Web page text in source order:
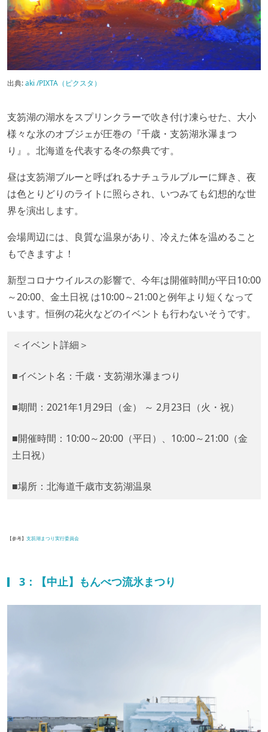
出典:aki /PIXTA（ピクスタ）
支笏湖の湖水をスプリンクラーで吹き付け凍らせた、大小
様々な氷のオブジェが圧巻の『千歳・支笏湖氷瀑まつ
り』。北海道を代表する冬の祭典です。
昼は支笏湖ブルーと呼ばれるナチュラルブルーに輝き、夜
は色とりどりのライトに照らされ、いつみても幻想的な世
界を演出します。
会場周辺には、良質な温泉があり、冷えた体を温めること
もできますよ！
新型コロナウイルスの影響で、今年は開催時間が平日10:00
～20:00、金土日祝 は10:00～21:00と例年より短くなって
います。恒例の花火などのイベントも行わないそうです。
＜イベント詳細＞
■イベント名：千歳・支笏湖氷瀑まつり
■期間：2021年1月29日（金） ～ 2月23日（火・祝）
■開催時間：10:00～20:00（平日）、10:00～21:00（金
土日祝）
■場所：北海道千歳市支笏湖温泉
【参考】 支笏湖まつり実行委員会
3：【中止】もんべつ流氷まつり